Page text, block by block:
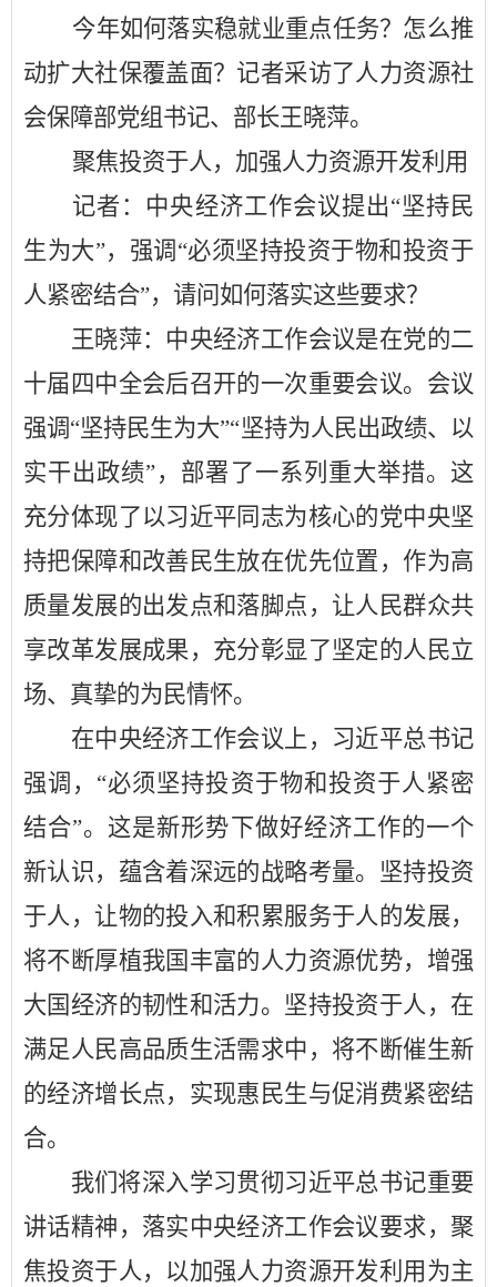
今年如何落实稳就业重点任务？怎么推
动扩大社保覆盖面？记者采访了人力资源社
会保障部党组书记、部长王晓萍。
聚焦投资于人，加强人力资源开发利用
记者：中央经济工作会议提出“坚持民
生为大”，强调“必须坚持投资于物和投资于
人紧密结合”，请问如何落实这些要求？
王晓萍：中央经济工作会议是在党的二
十届四中全会后召开的一次重要会议。会议
强调“坚持民生为大”“坚持为人民出政绩、以
实干出政绩”，部署了一系列重大举措。这
充分体现了以习近平同志为核心的党中央坚
持把保障和改善民生放在优先位置，作为高
质量发展的出发点和落脚点，让人民群众共
享改革发展成果，充分彰显了坚定的人民立
场、真挚的为民情怀。
在中央经济工作会议上，习近平总书记
强调， “必须坚持投资于物和投资于人紧密
结合”。这是新形势下做好经济工作的一个
新认识，蕴含着深远的战略考量。坚持投资
于人，让物的投入和积累服务于人的发展，
将不断厚植我国丰富的人力资源优势，增强
大国经济的韧性和活力。坚持投资于人，在
满足人民高品质生活需求中，将不断催生新
的经济增长点，实现惠民生与促消费紧密结
合。
我们将深入学习贯彻习近平总书记重要
讲话精神，落实中央经济工作会议要求，聚
焦投资于人，以加强人力资源开发利用为主